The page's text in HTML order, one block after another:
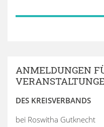
ANMELDUNGEN
DES KREISVERBANDS
bei Roswitha Gutknecht